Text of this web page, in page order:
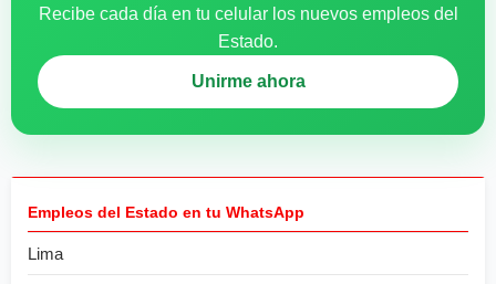
Recibe cada día en tu celular los nuevos empleos del
Estado.
Unirme ahora
Empleos del Estado en tu WhatsApp
Lima